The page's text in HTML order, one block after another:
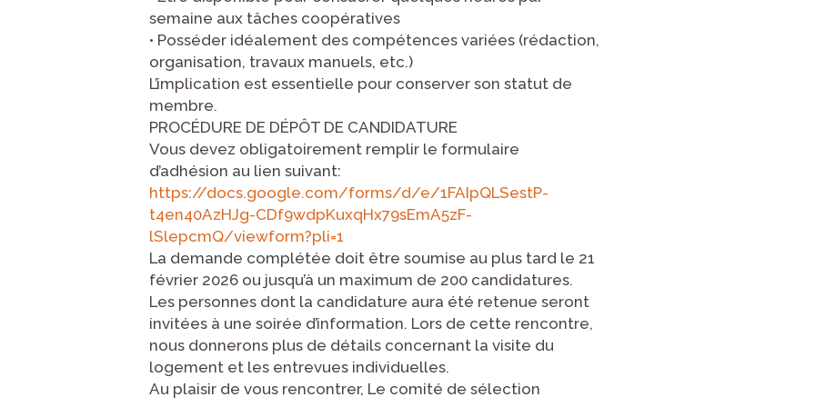
semaine aux tâches coopératives
• Posséder idéalement des compétences variées (rédaction,
organisation, travaux manuels, etc.)
L’implication est essentielle pour conserver son statut de
membre.
PROCÉDURE DE DÉPÔT DE CANDIDATURE
Vous devez obligatoirement remplir le formulaire
d’adhésion au lien suivant:
https://docs.google.com/forms/d/e/1FAIpQLSestP-
t4en40AzHJg-CDf9wdpKuxqHx79sEmA5zF-
lSlepcmQ/viewform?pli=1
La demande complétée doit être soumise au plus tard le 21
février 2026 ou jusqu’à un maximum de 200 candidatures.
Les personnes dont la candidature aura été retenue seront
invitées à une soirée d’information. Lors de cette rencontre,
nous donnerons plus de détails concernant la visite du
logement et les entrevues individuelles.
Au plaisir de vous rencontrer, Le comité de sélection